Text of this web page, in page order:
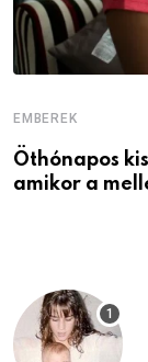
EMBEREK
Öthónapos
amikor a